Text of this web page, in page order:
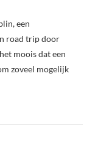
een
road trip door
moois dat een
zoveel mogelijk